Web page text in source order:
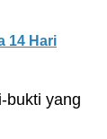
14 Hari
bukti yang